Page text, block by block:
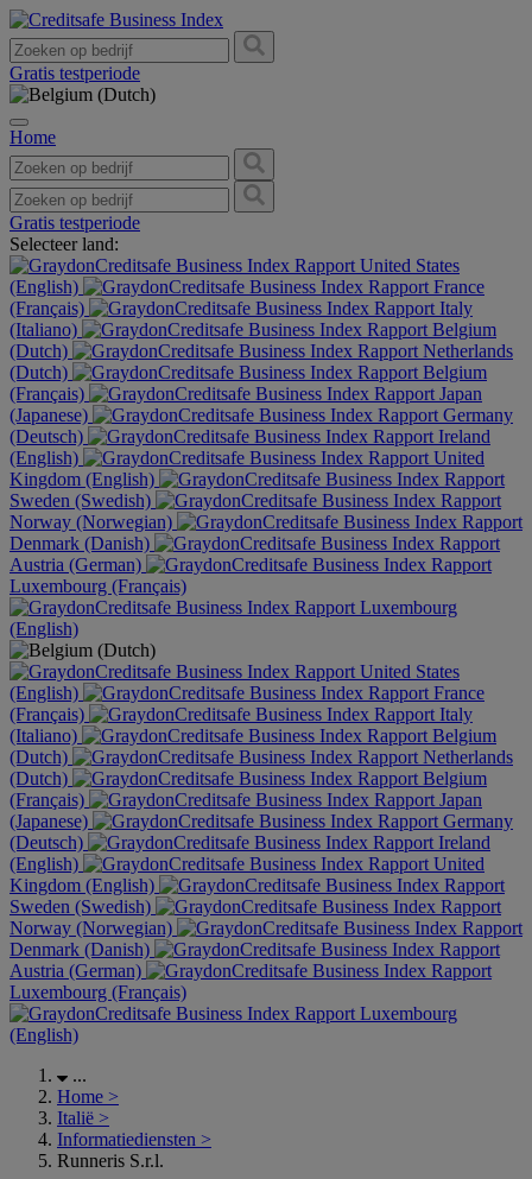
Gratis testperiode
Home
Gratis testperiode
Selecteer land:
United States
(English)
France
(Français)
Italy
(Italiano)
Belgium
(Dutch)
Netherlands
(Dutch)
Belgium
(Français)
Japan
(Japanese)
Germany
(Deutsch)
Ireland
(English)
United
Kingdom (English)
Sweden (Swedish)
Norway (Norwegian)
Denmark (Danish)
Austria (German)
Luxembourg (Français)
Luxembourg
(English)
United States
(English)
France
(Français)
Italy
(Italiano)
Belgium
(Dutch)
Netherlands
(Dutch)
Belgium
(Français)
Japan
(Japanese)
Germany
(Deutsch)
Ireland
(English)
United
Kingdom (English)
Sweden (Swedish)
Norway (Norwegian)
Denmark (Danish)
Austria (German)
Luxembourg (Français)
Luxembourg
(English)
...
Home >
Italië >
Informatiediensten >
Runneris S.r.l.